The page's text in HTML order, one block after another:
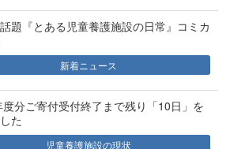
題『とある児童養護施設の日常』コミカ
新着ニュース
分ご寄付受付終了まで残り「10日」を
た
児童養護施設の現状